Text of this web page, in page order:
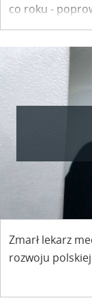
co roku -
Pisula.
Zmarł lekarz
rozwoju